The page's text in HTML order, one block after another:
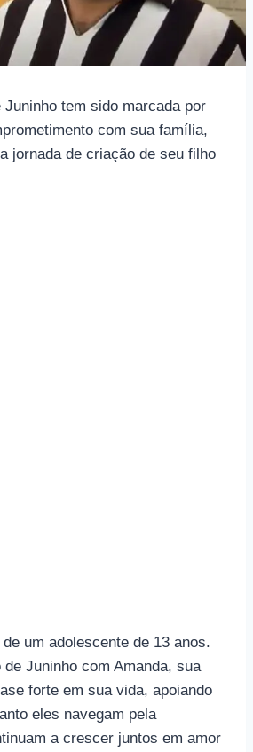
tem sido marcada por
com sua família,
jornada de criação de seu filho
um adolescente de 13 anos.
Juninho com Amanda, sua
forte em sua vida, apoiando
eles navegam pela
a crescer juntos em amor